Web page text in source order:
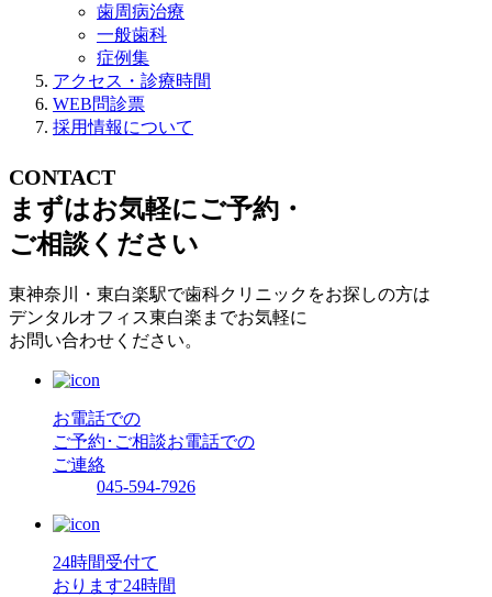
歯周病治療
一般歯科
症例集
アクセス・診療時間
WEB問診票
採用情報について
CONTACT
まずはお気軽にご予約・
ご相談ください
東神奈川・東白楽駅で歯科クリニックをお探しの方は
デンタルオフィス東白楽までお気軽に
お問い合わせください。
お電話での
ご予約･ご相談お電話での
ご連絡
045-594-7926
24時間受付て
おります24時間